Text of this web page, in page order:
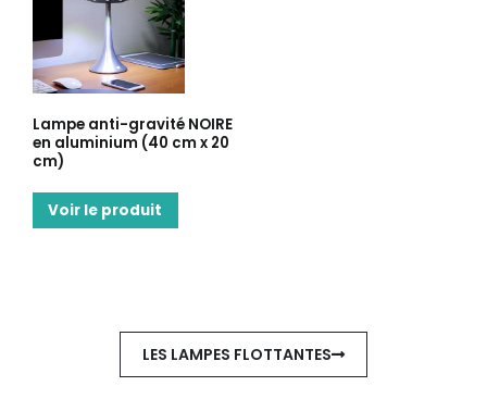
Lampe anti-gravité NOIRE
en aluminium (40 cm x 20
cm)
Voir le produit
LES LAMPES FLOTTANTES